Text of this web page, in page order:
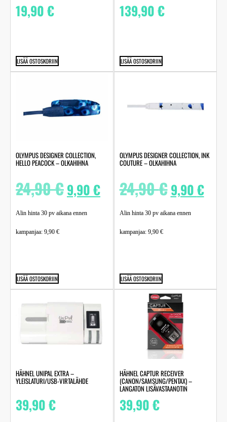
19,90€
LISÄÄ OSTOSKORIIN
139,90€
LISÄÄ OSTOSKORIIN
OLYMPUS DESIGNER COLLECTION,
HELLO PEACOCK – OLKAHIHNA
24,90€9,90€
Alin hinta 30 pv aikana ennen
kampanjaa: 9,90 €
LISÄÄ OSTOSKORIIN
OLYMPUS DESIGNER COLLECTION, INK
COUTURE – OLKAHIHNA
24,90€ 9,90€
Alin hinta 30 pv aikana ennen
kampanjaa: 9,90 €
LISÄÄ OSTOSKORIIN
HÄHNEL UNIPAL EXTRA –
YLEISLATURI/USB-VIRTALÄHDE
39,90€
HÄHNEL CAPTUR RECEIVER
(CANON/SAMSUNG/PENTAX) –
LANGATON LISÄVASTAANOTIN
39,90€